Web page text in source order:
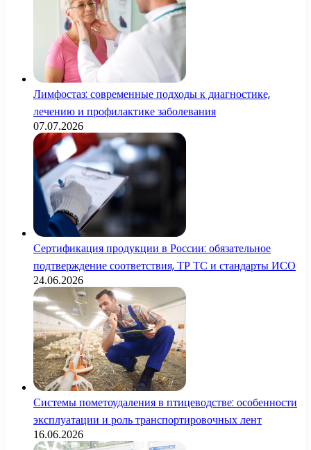
Лимфостаз: современные подходы к диагностике,
лечению и профилактике заболевания
07.07.2026
Сертификация продукции в России: обязательное
подтверждение соответствия, ТР ТС и стандарты ИСО
24.06.2026
Системы пометоудаления в птицеводстве: особенности
эксплуатации и роль транспортировочных лент
16.06.2026